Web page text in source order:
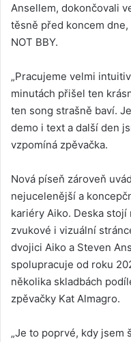
Ansellem, dokončovali
těsně před koncem
NOT BBY.
„Pracujeme velmi
minutách přišel ten
ten song strašně baví.
demo i text a další den
vzpomíná zpěvačka.
Nová píseň zároveň
nejucelenější a
kariéry Aiko. Deska
zvukové i vizuální
dvojici Aiko a Steven
spolupracuje od roku
několika skladbách
zpěvačky Kat Almagro.
„Je to poprvé, kdy jsem